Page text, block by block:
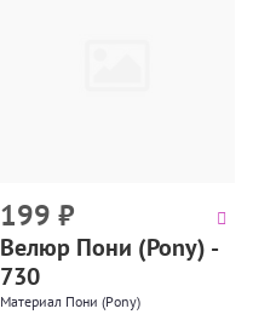
199 ₽
Велюр Пони (Pony) -
730
Материал Пони (Pony)